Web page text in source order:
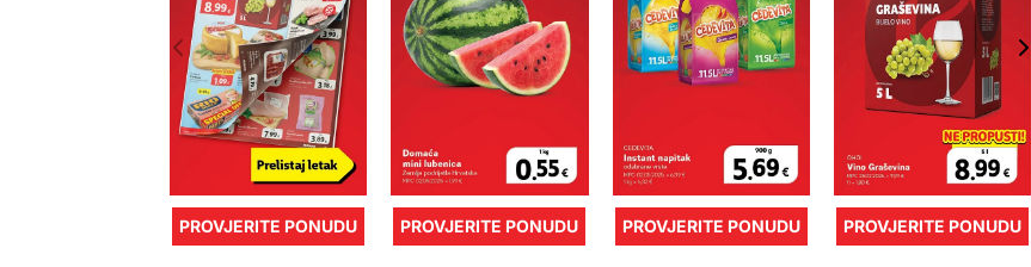
PROVJERITE PONUDU PROVJERITE PONUDU PROVJERITE PONUDU PROVJERITE PONUDU